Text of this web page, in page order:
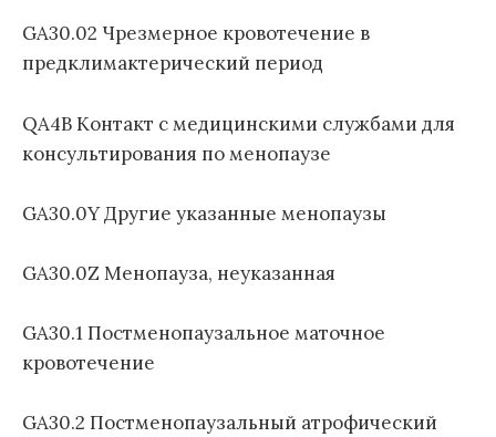
GA30.02 Чрезмерное кровотечение в
предклимактерический период
QA4B Контакт с медицинскими службами для
консультирования по менопаузе
GA30.0Y Другие указанные менопаузы
GA30.0Z Менопауза, неуказанная
GA30.1 Постменопаузальное маточное
кровотечение
GA30.2 Постменопаузальный атрофический